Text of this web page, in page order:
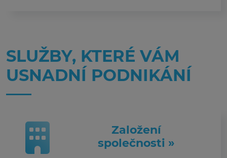
SLUŽBY, KTERÉ VÁM
USNADNÍ PODNIKÁNÍ
Založení
společnosti »